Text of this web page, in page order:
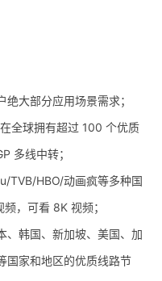
大部分应用场景需求；
全球拥有超过 100 个优质
多线中转；
TVB/HBO/动画疯等多种国
，可看 8K 视频；
、韩国、新加坡、美国、加
国家和地区的优质线路节